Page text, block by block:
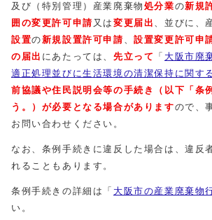
及び（特別管理）産業廃棄物 処分業の新規
囲の変更許可申請 又は変更届出 、並びに、
設置の新規設置許可申請 、設置変更許可申
の届出 にあたっては、先立って 「 大阪市廃
適正処理並びに生活環境の清潔保持に関す
前協議や住民説明会等の手続き（以下「条
う。）が必要となる場合がありますので、
お問い合わせください。
なお、条例手続きに違反した場合は、違反
れることもあります。
条例手続きの詳細は「 大阪市の産業廃棄物
い。